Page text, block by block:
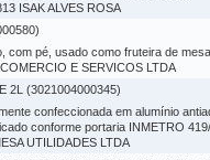
ISAK ALVES ROSA
com pé, usado como fruteira de
E SERVICOS LTDA
2L (3021004000345)
confeccionada em alumínio
conforme portaria INMETRO
UTILIDADES LTDA